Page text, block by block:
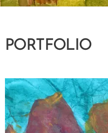
PORTFOLIO